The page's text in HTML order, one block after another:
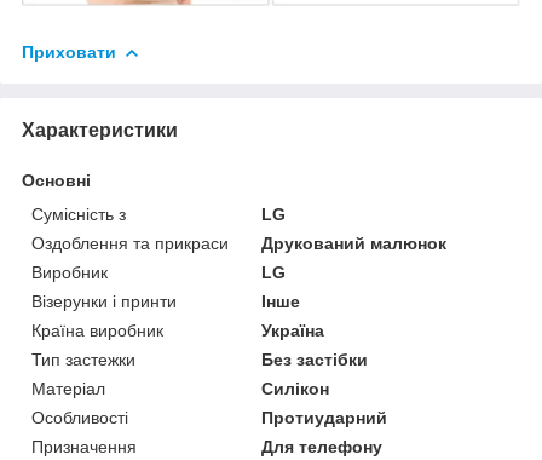
Приховати
Характеристики
Основні
Сумісність з
LG
Оздоблення та прикраси
Друкований малюнок
Виробник
LG
Візерунки і принти
Інше
Країна виробник
Україна
Тип застежки
Без застібки
Матеріал
Силікон
Особливості
Протиударний
Призначення
Для телефону